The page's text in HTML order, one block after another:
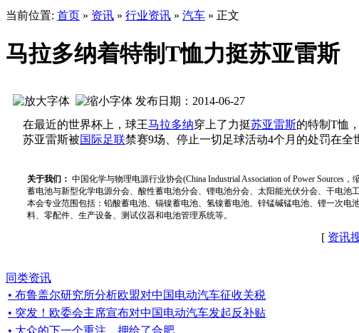
当前位置: 首页 » 资讯 » 行业资讯 » 汽车 » 正文
马拉多纳着特制T恤力挺苏亚雷斯
发布日期：2014-06-27
在最近的世界杯上，球王马拉多纳穿上了力挺苏亚雷斯的特制T恤
苏亚雷斯被国际足联禁赛9场、停止一切足球活动4个月的处罚在
关于我们： 中国化学与物理电源行业协会(China Industrial Association of Power
蓄电池与新型化学电源分会、酸性蓄电池分会、锂电池分会、太阳能光伏分会、干电
本会专业范围包括：铅酸蓄电池、镉镍蓄电池、氢镍蓄电池、锌锰碱锰电池、锂一次
料、零配件、生产设备、测试仪器和电池管理系统等。
[ 资讯
同类资讯
• 布鲁盖尔研究所分析欧盟对中国电动汽车征收关税
• 突发！欧委会主席宣布对中国电动汽车发起反补贴
• 大众的下一个重注，押给了合肥